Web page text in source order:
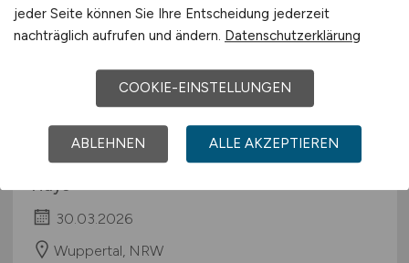
Personalsachbearbeiter(m/w/d)
Hays
30.03.2026
Wuppertal, NRW
jeder Seite können Sie Ihre Entscheidung jederzeit
nachträglich aufrufen und ändern. Datenschutzerklärung
COOKIE-EINSTELLUNGEN
ABLEHNEN ALLE AKZEPTIEREN